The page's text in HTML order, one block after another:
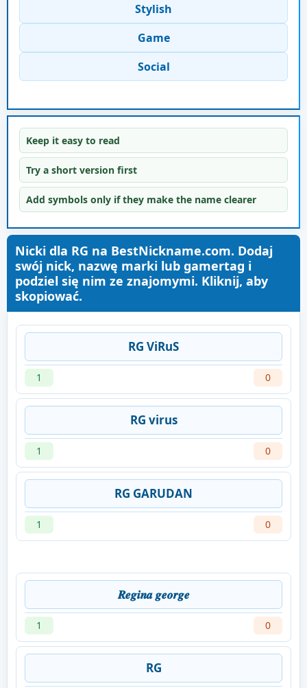
Stylish
Game
Social
Keep it easy to read
Try a short version first
Add symbols only if they make the name clearer
Nicki dla RG na BestNickname.com. Dodaj
swój nick, nazwę marki lub gamertag i
podziel się nim ze znajomymi. Kliknij, aby
skopiować.
RG ViRuS
1 0
RG virus
1 0
RG GARUDAN
1 0
𝑹𝒆𝒈𝒊𝒏𝒂 𝒈𝒆𝒐𝒓𝒈𝒆
1 0
RG